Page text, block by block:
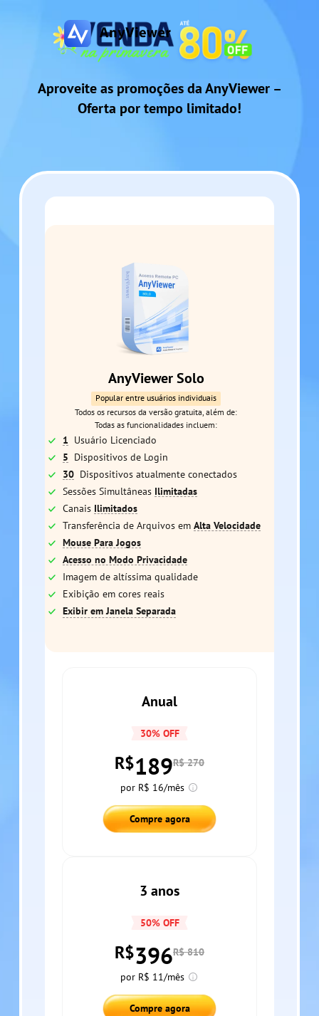
Aproveite as promoções da AnyViewer –
Oferta por tempo limitado!
AnyViewer Solo
Popular entre usuários individuais
Todos os recursos da versão gratuita, além de:
Todas as funcionalidades incluem:
1 Usuário Licenciado
5 Dispositivos de Login
30 Dispositivos atualmente conectados
Sessões Simultâneas Ilimitadas
Canais Ilimitados
Transferência de Arquivos em Alta Velocidade
Mouse Para Jogos
Acesso no Modo Privacidade
Imagem de altíssima qualidade
Exibição em cores reais
Exibir em Janela Separada
Anual
30% OFF
R$189R$ 270
por R$ 16/mês
Compre agora
3 anos
50% OFF
R$396R$ 810
por R$ 11/mês
Compre agora